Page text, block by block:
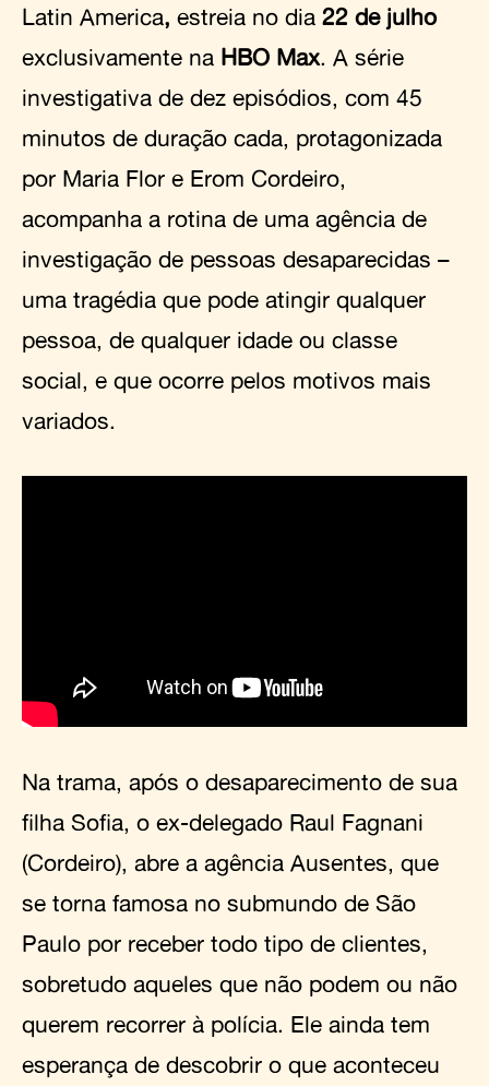
Latin America, estreia no dia 22 de julho
exclusivamente na HBO Max. A série
investigativa de dez episódios, com 45
minutos de duração cada, protagonizada
por Maria Flor e Erom Cordeiro,
acompanha a rotina de uma agência de
investigação de pessoas desaparecidas –
uma tragédia que pode atingir qualquer
pessoa, de qualquer idade ou classe
social, e que ocorre pelos motivos mais
variados.
Na trama, após o desaparecimento de sua
filha Sofia, o ex-delegado Raul Fagnani
(Cordeiro), abre a agência Ausentes, que
se torna famosa no submundo de São
Paulo por receber todo tipo de clientes,
sobretudo aqueles que não podem ou não
querem recorrer à polícia. Ele ainda tem
esperança de descobrir o que aconteceu